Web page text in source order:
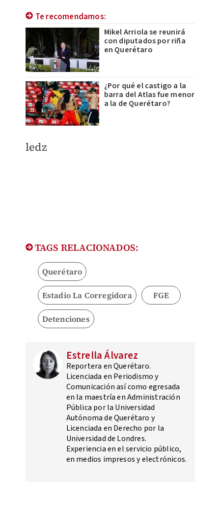
Te recomendamos:
Mikel Arriola se reunirá
con diputados por riña
en Querétaro
¿Por qué el castigo a la
barra del Atlas fue menor
a la de Querétaro?
ledz
TAGS RELACIONADOS:
Querétaro
Estadio La Corregidora FGE
Detenciones
Estrella Álvarez
Reportera en Querétaro.
Licenciada en Periodismo y
Comunicación así como egresada
en la maestría en Administración
Pública por la Universidad
Autónoma de Querétaro y
Licenciada en Derecho por la
Universidad de Londres.
Experiencia en el servicio público,
en medios impresos y electrónicos.